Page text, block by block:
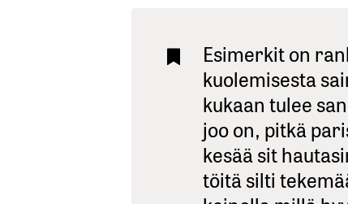
Esimerkit on
kuolemisesta
kukaan tulee
joo on, pitkä
kesää sit
töitä silti